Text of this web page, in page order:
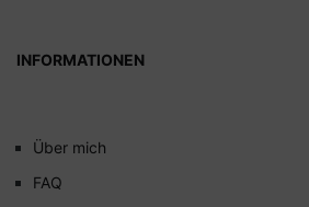
INFORMATIONEN
Über mich
FAQ